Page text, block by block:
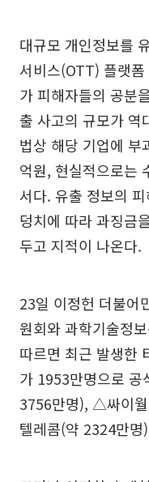
대규모 개인정보를
서비스(OTT) 플랫
가 피해자들의 공분
출 사고의 규모가 역
법상 해당 기업에 부
억원, 현실적으로는
서다. 유출 정보의
덩치에 따라 과징금
두고 지적이 나온다.
23일 이정헌 더불어
원회와 과학기술정
따르면 최근 발생한
가 1953만명으로
3756만명), △싸이
텔레콤(약 2324만